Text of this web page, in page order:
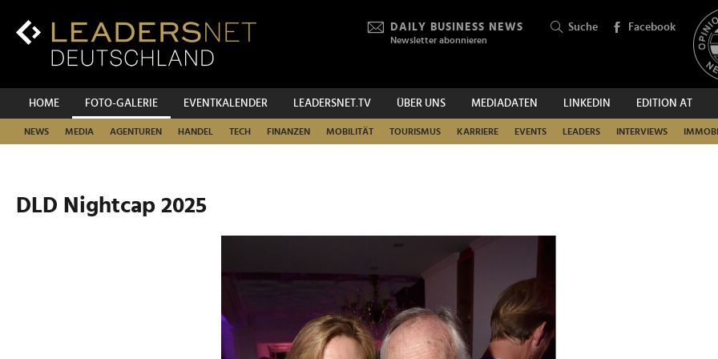
Inhalt
Hauptnavigation
DAILY BUSINESS NEWS
Newsletter abonnieren
Suche Facebook
HOME FOTO-GALERIE EVENTKALENDER LEADERSNET.TV ÜBER UNS MEDIADATEN LINKEDIN EDITION AT
NEWS MEDIA AGENTUREN HANDEL TECH FINANZEN MOBILITÄT TOURISMUS KARRIERE EVENTS LEADERS INTERVIEWS
SUCHEN
DLD Nightcap 2025